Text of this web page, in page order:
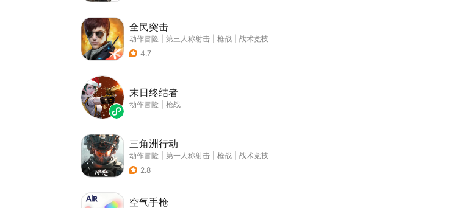
全民突击
动作冒险 第三人称射击 枪战
战术竞技
4.7
末日终结者
动作冒险 枪战
三角洲行动
动作冒险 第一人称射击 枪战
战术竞技
2.8
空气手枪